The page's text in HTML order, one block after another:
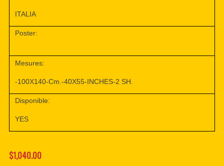
ITALIA
Poster:
Mesures:
-100X140-Cm.-40X55-INCHES-2 SH.
Disponible:
YES
$1,040.00